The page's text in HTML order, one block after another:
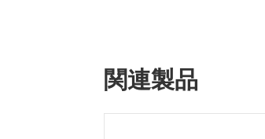
関連製品